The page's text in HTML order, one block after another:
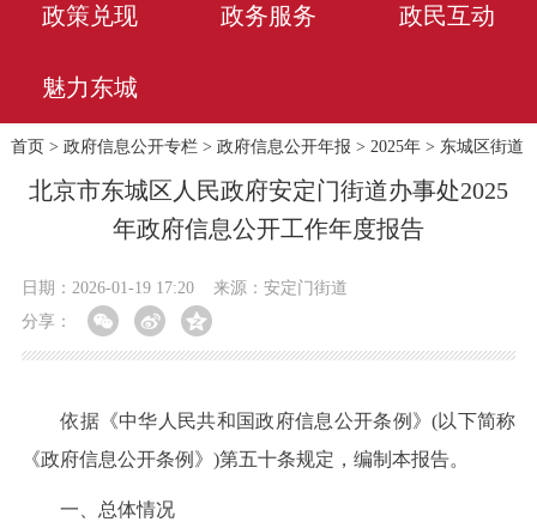
政策兑现 政务服务 政民互动
魅力东城
首页 > 政府信息公开专栏> 政府信息公开年报 > 2025年> 东城区街道
北京市东城区人民政府安定门街道办事处2025
年政府信息公开工作年度报告
日期：2026-01-19 17:20
来源：安定门街道
分享：
依据《中华人民共和国政府信息公开条例》(以下简称
《政府信息公开条例》)第五十条规定，编制本报告。
一、总体情况